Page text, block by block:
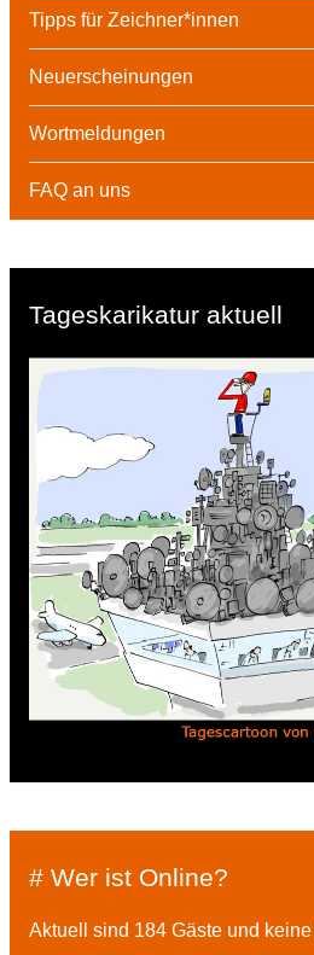
Tipps für Zeichner*innen
Neuerscheinungen
Wortmeldungen
FAQ an uns
Tageskarikatur aktuell
# Wer ist Online?
Aktuell sind 184 Gäste und